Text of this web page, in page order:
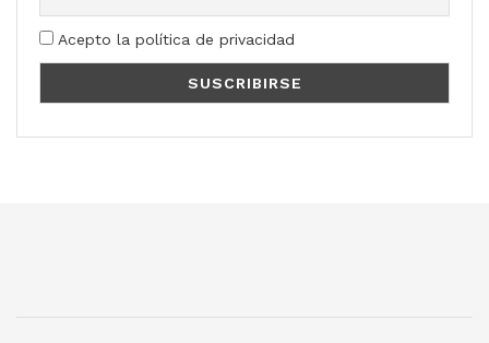
Acepto la política de privacidad